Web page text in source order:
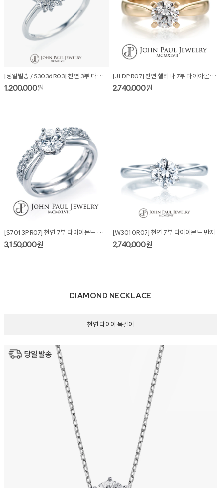
[당일발송 / S3036R03] 천연 3부 다이아몬드 반지
1,200,000원
[J1DPR07] 천연 첼리나 7부 다이아몬드 반지
2,740,000원
[S7013PR07] 천연 7부 다이아몬드 반지 + 가드링
3,150,000원
[W3010R07] 천연 7부 다이아몬드 반지
2,740,000원
DIAMOND NECKLACE
천연 다이아 목걸이